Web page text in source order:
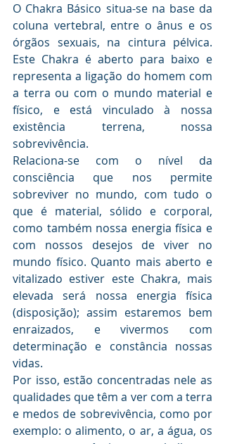
O Chakra Básico situa-se na base da
coluna vertebral, entre o ânus e os
órgãos sexuais, na cintura pélvica.
Este Chakra é aberto para baixo e
representa a ligação do homem com
a terra ou com o mundo material e
físico, e está vinculado à nossa
existência terrena, nossa
sobrevivência.
Relaciona-se com o nível da
consciência que nos permite
sobreviver no mundo, com tudo o
que é material, sólido e corporal,
como também nossa energia física e
com nossos desejos de viver no
mundo físico. Quanto mais aberto e
vitalizado estiver este Chakra, mais
elevada será nossa energia física
(disposição); assim estaremos bem
enraizados, e vivermos com
determinação e constância nossas
vidas.
Por isso, estão concentradas nele as
qualidades que têm a ver com a terra
e medos de sobrevivência, como por
exemplo: o alimento, o ar, a água, os